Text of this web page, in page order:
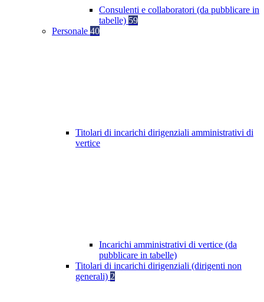
Consulenti e collaboratori (da pubblicare in
tabelle) 59
Personale 40
Titolari di incarichi dirigenziali amministrativi di
vertice
Incarichi amministrativi di vertice (da
pubblicare in tabelle)
Titolari di incarichi dirigenziali (dirigenti non
generali) 2